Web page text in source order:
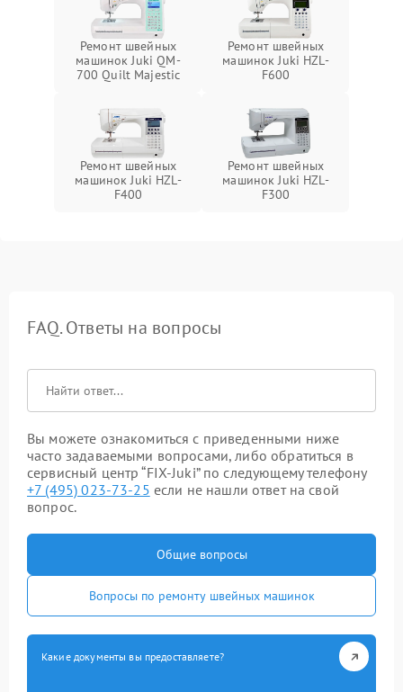
Ремонт швейных
машинок Juki QM-
700 Quilt Majestic
Ремонт швейных
машинок Juki HZL-
F600
Ремонт швейных
машинок Juki HZL-
F400
Ремонт швейных
машинок Juki HZL-
F300
FAQ. Ответы на вопросы
Вы можете ознакомиться с приведенными ниже
часто задаваемыми вопросами, либо обратиться в
сервисный центр “FIX-Juki” по следующему телефону
+7 (495) 023-73-25 если не нашли ответ на свой
вопрос.
Общие вопросы
Вопросы по ремонту швейных машинок
Какие документы вы предоставляете?